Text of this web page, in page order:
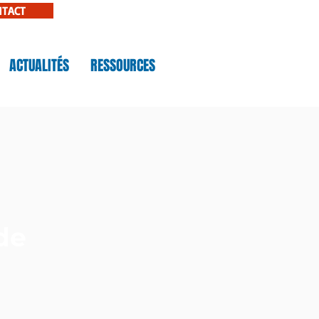
ACTUALITÉS RESSOURCES